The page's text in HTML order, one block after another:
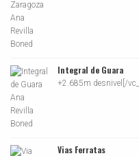
Integral de Guara
+2.685m desnivel[/
Vias Ferratas